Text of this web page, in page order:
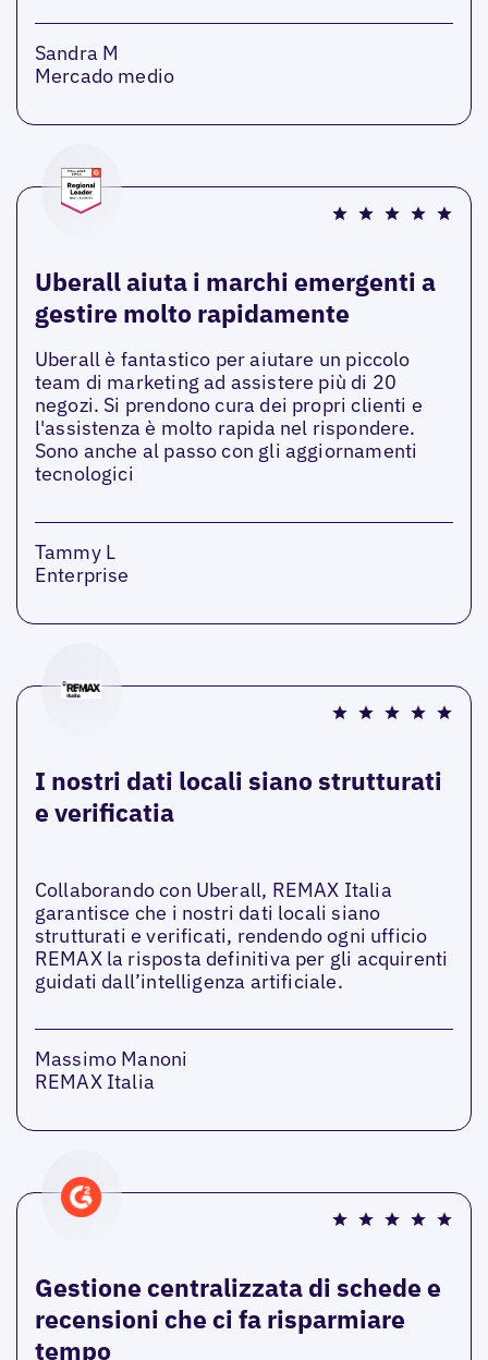
Sandra M
Mercado medio
Uberall aiuta i marchi emergenti a
gestire molto rapidamente
Uberall è fantastico per aiutare un piccolo
team di marketing ad assistere più di 20
negozi. Si prendono cura dei propri clienti e
l'assistenza è molto rapida nel rispondere.
Sono anche al passo con gli aggiornamenti
tecnologici
Tammy L
Enterprise
I nostri dati locali siano strutturati
e verificatia
Collaborando con Uberall, REMAX Italia
garantisce che i nostri dati locali siano
strutturati e verificati, rendendo ogni ufficio
REMAX la risposta definitiva per gli acquirenti
guidati dall’intelligenza artificiale.
Massimo Manoni
REMAX Italia
Gestione centralizzata di schede e
recensioni che ci fa risparmiare
tempo